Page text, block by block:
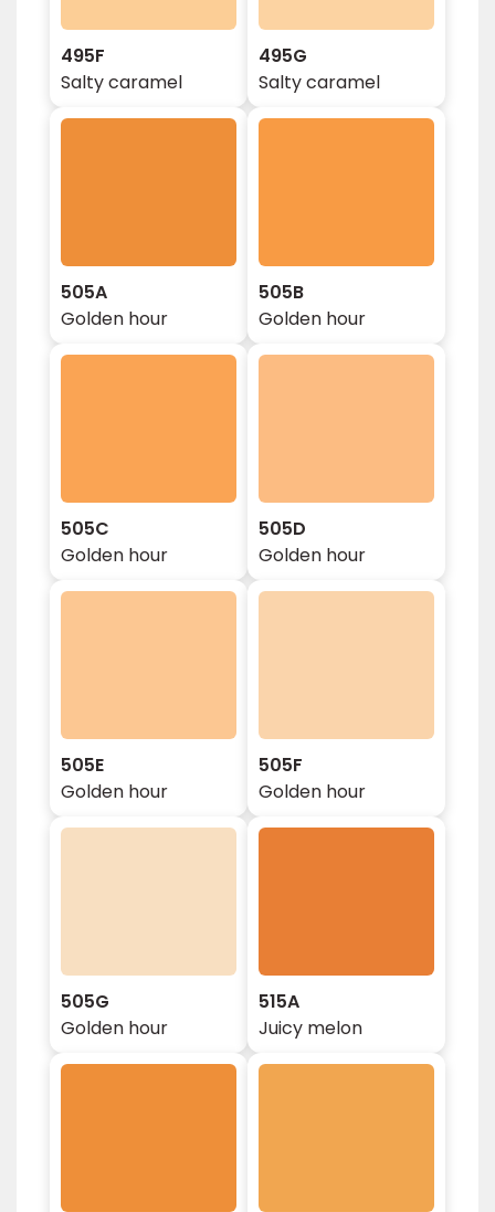
495F
Salty caramel
495G
Salty caramel
505A
Golden hour
505B
Golden hour
505C
Golden hour
505D
Golden hour
505E
Golden hour
505F
Golden hour
505G
Golden hour
515A
Juicy melon